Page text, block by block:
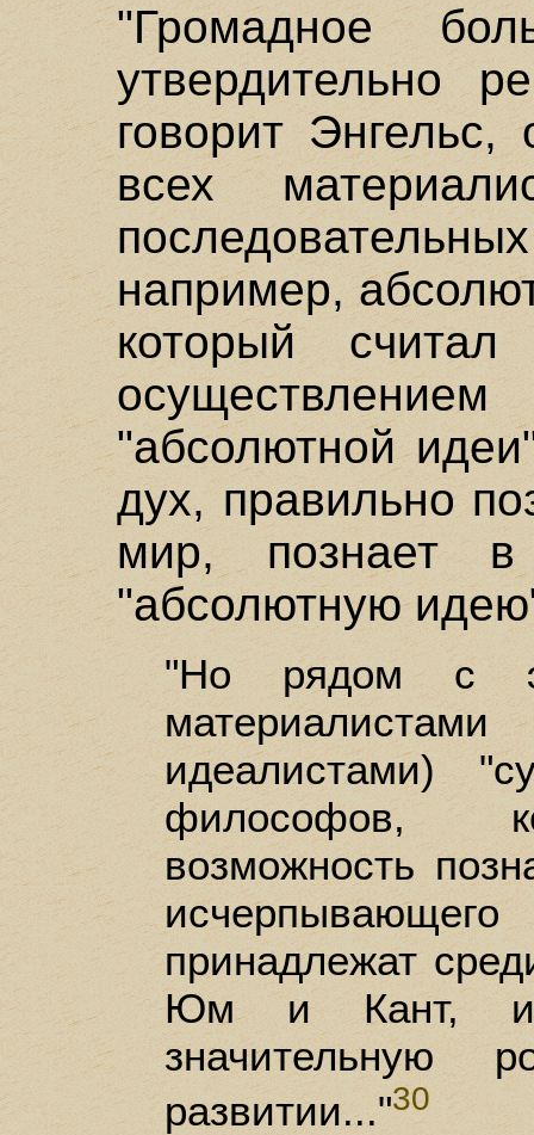
"Громадное
утвердительно
говорит
всех
например,
который
"абсолютной
дух, правильно
мир, познает
"абсолютную
"Но рядом с
идеалистами)
философов,
возможность
принадлежат
Юм и Кант, и
значительную
развитии..."30